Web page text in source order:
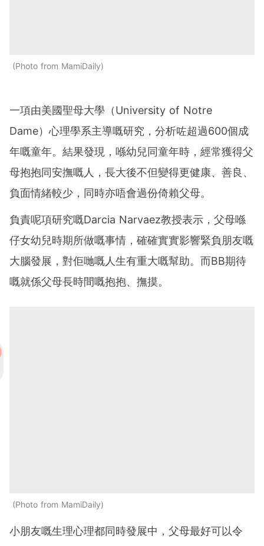
Photo from MamiDaily
一項由美國聖母大學（University of Notre
Dame）心理學系主導嘅研究，分析咗超過600個成
年嘅童年。結果發現，喺幼兒同童年時，經常獲得父
母抱抱同安撫嘅人，長大後不但變得更健康、善良、
負面情緒較少，同時亦唔會過份倚賴父母。
負責呢項研究嘅Darcia Narvaez教授表示，父母喺
仔女幼兒時期所做嘅事情，確確實實影響緊負朋友嘅
大腦發展，對佢哋嘅人生有重大嘅幫助。而BB期待
嘅就係父母長時間嘅抱抱、撫摸。
Photo from MamiDaily
小朋友嘅生理心理都同時發展中，父母最好可以令